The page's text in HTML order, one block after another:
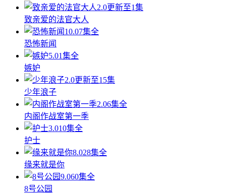
2.0更新至1集
致亲爱的法官大人
10.07集全
恐怖新闻
5.01集全
嫉妒
2.0更新至15集
少年浪子
2.06集全
内阁作战室第一季
3.010集全
护士
8.028集全
缘来就是你
9.060集全
8号公园